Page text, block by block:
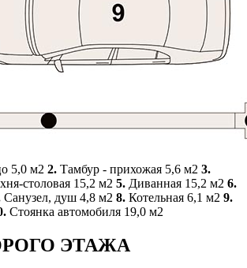
5,0 м2 2. Тамбур - прихожая 5,6 м2 3.
столовая 15,2 м2 5. Диванная 15,2 м2 6.
Санузел, душ 4,8 м2 8. Котельная 6,1 м2 9.
Стоянка автомобиля 19,0 м2
ЭТАЖА